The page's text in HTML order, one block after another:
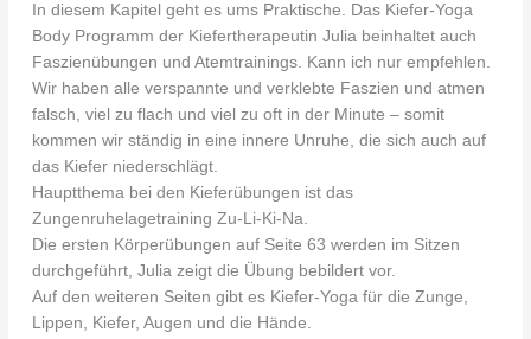
In diesem Kapitel geht es ums Praktische. Das Kiefer-Yoga
Body Programm der Kiefertherapeutin Julia beinhaltet auch
Faszienübungen und Atemtrainings. Kann ich nur empfehlen.
Wir haben alle verspannte und verklebte Faszien und atmen
falsch, viel zu flach und viel zu oft in der Minute – somit
kommen wir ständig in eine innere Unruhe, die sich auch auf
das Kiefer niederschlägt.
Hauptthema bei den Kieferübungen ist das
Zungenruhelagetraining Zu-Li-Ki-Na.
Die ersten Körperübungen auf Seite 63 werden im Sitzen
durchgeführt, Julia zeigt die Übung bebildert vor.
Auf den weiteren Seiten gibt es Kiefer-Yoga für die Zunge,
Lippen, Kiefer, Augen und die Hände.